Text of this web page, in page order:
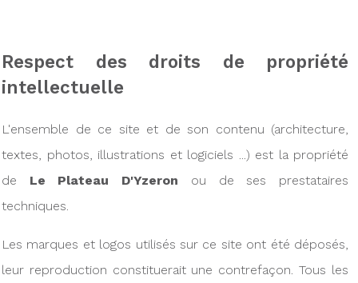
Respect des droits de propriété
intellectuelle
L'ensemble de ce site et de son contenu (architecture,
textes, photos, illustrations et logiciels ...) est la propriété
de Le Plateau D'Yzeron ou de ses prestataires
techniques.
Les marques et logos utilisés sur ce site ont été déposés,
leur reproduction constituerait une contrefaçon. Tous les